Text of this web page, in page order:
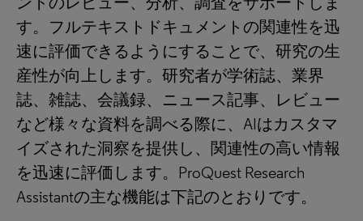
す。フルテキストドキュメントの関連性を迅
速に評価できるようにすることで、研究の生
産性が向上します。研究者が学術誌、業界
誌、雑誌、会議録、ニュース記事、レビュー
など様々な資料を調べる際に、AIはカスタマ
イズされた洞察を提供し、関連性の高い情報
を迅速に評価します。ProQuest Research
Assistantの主な機能は下記のとおりです。